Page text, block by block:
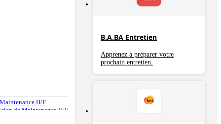
H/F
de Maintenance H/F
B.A.BA Entretien
Apprenez à préparer votre
prochain entretien.